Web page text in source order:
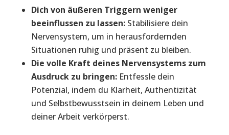
Dich von äußeren Triggern weniger
beeinflussen zu lassen:Stabilisiere dein
Nervensystem, um in herausfordernden
Situationen ruhig und präsent zu bleiben.
Die volle Kraft deines Nervensystems zum
Ausdruck zu bringen:Entfessle dein
Potenzial, indem du Klarheit, Authentizität
und Selbstbewusstsein in deinem Leben und
deiner Arbeit verkörperst.